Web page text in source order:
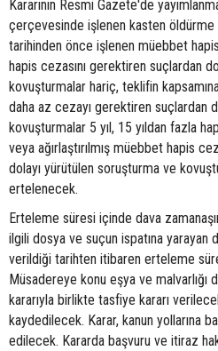
Kararının Resmi Gazete'de
çerçevesinde işlenen kasten
tarihinden önce işlenen müebbet
hapis cezasını gerektiren suçlardan
kovuşturmalar hariç, teklifin
daha az cezayı gerektiren suçlardan
kovuşturmalar 5 yıl, 15 yıldan fazla
veya ağırlaştırılmış müebbet hapis
dolayı yürütülen soruşturma ve
ertelenecek.
Erteleme süresi içinde dava
ilgili dosya ve suçun ispatına yarayan
verildiği tarihten itibaren erteleme
Müsadereye konu eşya ve malvarlığı
kararıyla birlikte tasfiye kararı
kaydedilecek. Karar, kanun yollarına
edilecek. Kararda başvuru ve itiraz